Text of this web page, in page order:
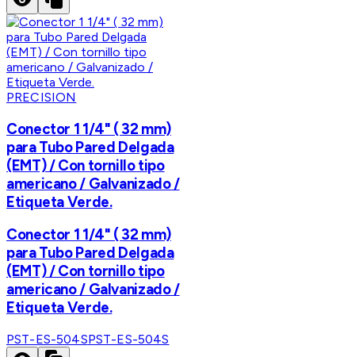
PRECISION
Conector 1 1/4" ( 32 mm)
para Tubo Pared Delgada
(EMT) / Con tornillo tipo
americano / Galvanizado /
Etiqueta Verde.
Conector 1 1/4" ( 32 mm)
para Tubo Pared Delgada
(EMT) / Con tornillo tipo
americano / Galvanizado /
Etiqueta Verde.
PST-ES-504SPST-ES-504S